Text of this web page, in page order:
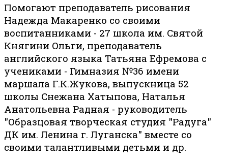
Помогают преподаватель рисования
Надежда Макаренко со своими
воспитанниками - 27 школа им. Святой
Княгини Ольги, преподаватель
английского языка Татьяна Ефремова с
учениками - Гимназия №36 имени
маршала Г.К.Жукова, выпускница 52
школы Снежана Хатыпова, Наталья
Анатольевна Радная - руководитель
"Образцовая творческая студия "Радуга"
ДК им. Ленина г. Луганска" вместе со
своими талантливыми детьми и др.